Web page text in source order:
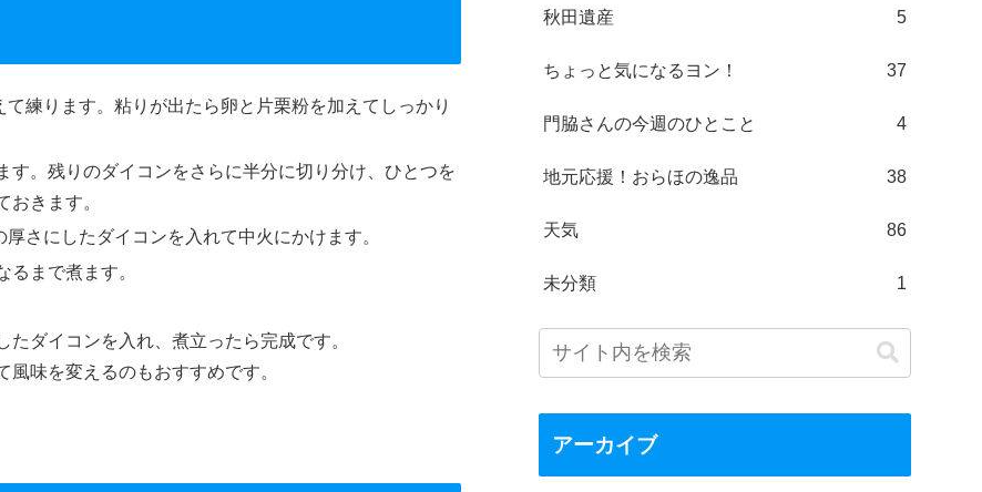
練ります。粘りが出たら卵と片栗粉を加えてしっかり
す。残りのダイコンをさらに半分に切り分け、ひとつを
おきます。
さにしたダイコンを入れて中火にかけます。
まで煮ます。
ダイコンを入れ、煮立ったら完成です。
味を変えるのもおすすめです。
秋田遺産 5
ちょっと気になるヨン！ 37
門脇さんの今週のひとこと 4
地元応援！おらほの逸品 38
天気 86
未分類 1
アーカイブ